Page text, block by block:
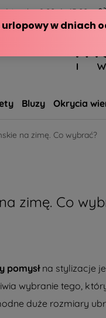
- 8:00 do 15:00
Bluzy Okrycia
na zimę. Co wybrać?
zimę. Co
pomysł na stylizacje
wybranie tego,
duże rozmiary